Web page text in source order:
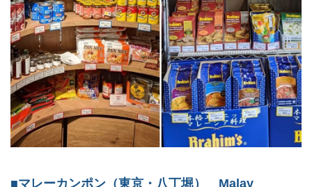
■マレーカンポン（東京・八丁堀） Malay